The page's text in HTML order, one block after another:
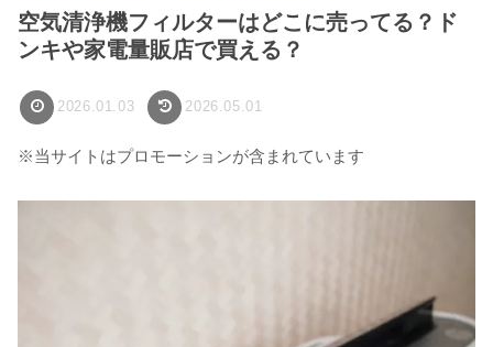
空気清浄機フィルターはどこに売ってる？ド
ンキや家電量販店で買える？
2026.01.03 2026.05.01
※当サイトはプロモーションが含まれています